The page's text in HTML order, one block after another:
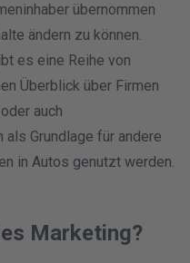
übernommen
ändern zu können.
es eine Reihe von
Überblick über Firmen
auch
Grundlage für andere
in Autos genutzt werden.
Marketing?